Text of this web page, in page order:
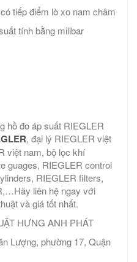
tiếp điểm lò xo nam châm
tính bằng milibar
hồ đo áp suất RIEGLER
, đại lý RIEGLER việt
việt nam, bộ lọc khí
guages, RIEGLER control
RIEGLER filters,
liên hệ ngay với
và giá tốt nhất.
HƯNG ANH PHÁT
Lượng, phường 17, Quận